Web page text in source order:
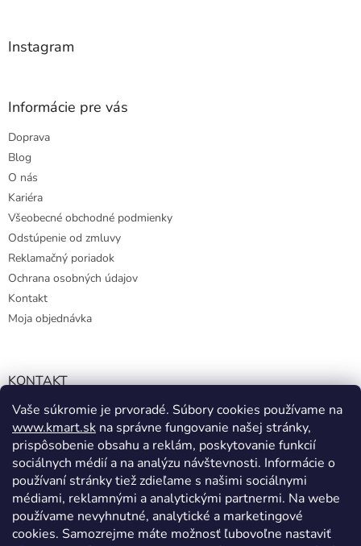
Vaše súkromie je prvoradé. Súbory cookies používame na
www.kmart.sk na správne fungovanie našej stránky,
prispôsobenie obsahu a reklám, poskytovanie funkcií
sociálnych médií a na analýzu návštevnosti. Informácie o
používaní stránky tiež zdieľame s našimi sociálnymi
médiami, reklamnými a analytickými partnermi. Na webe
používame nevyhnutné, analytické a marketingové
cookies. Samozrejme máte možnosť ľubovoľne nastaviť
Instagram
Informácie pre vás
Doprava
Blog
O nás
Kariéra
Všeobecné obchodné podmienky
Odstúpenie od zmluvy
Reklamačný poriadok
Ochrana osobných údajov
Kontakt
Moja objednávka
KONTAKT
info@kmart.sk
+421 947 979 193
+421 947 979 193
facebook.com/Kolieramarket